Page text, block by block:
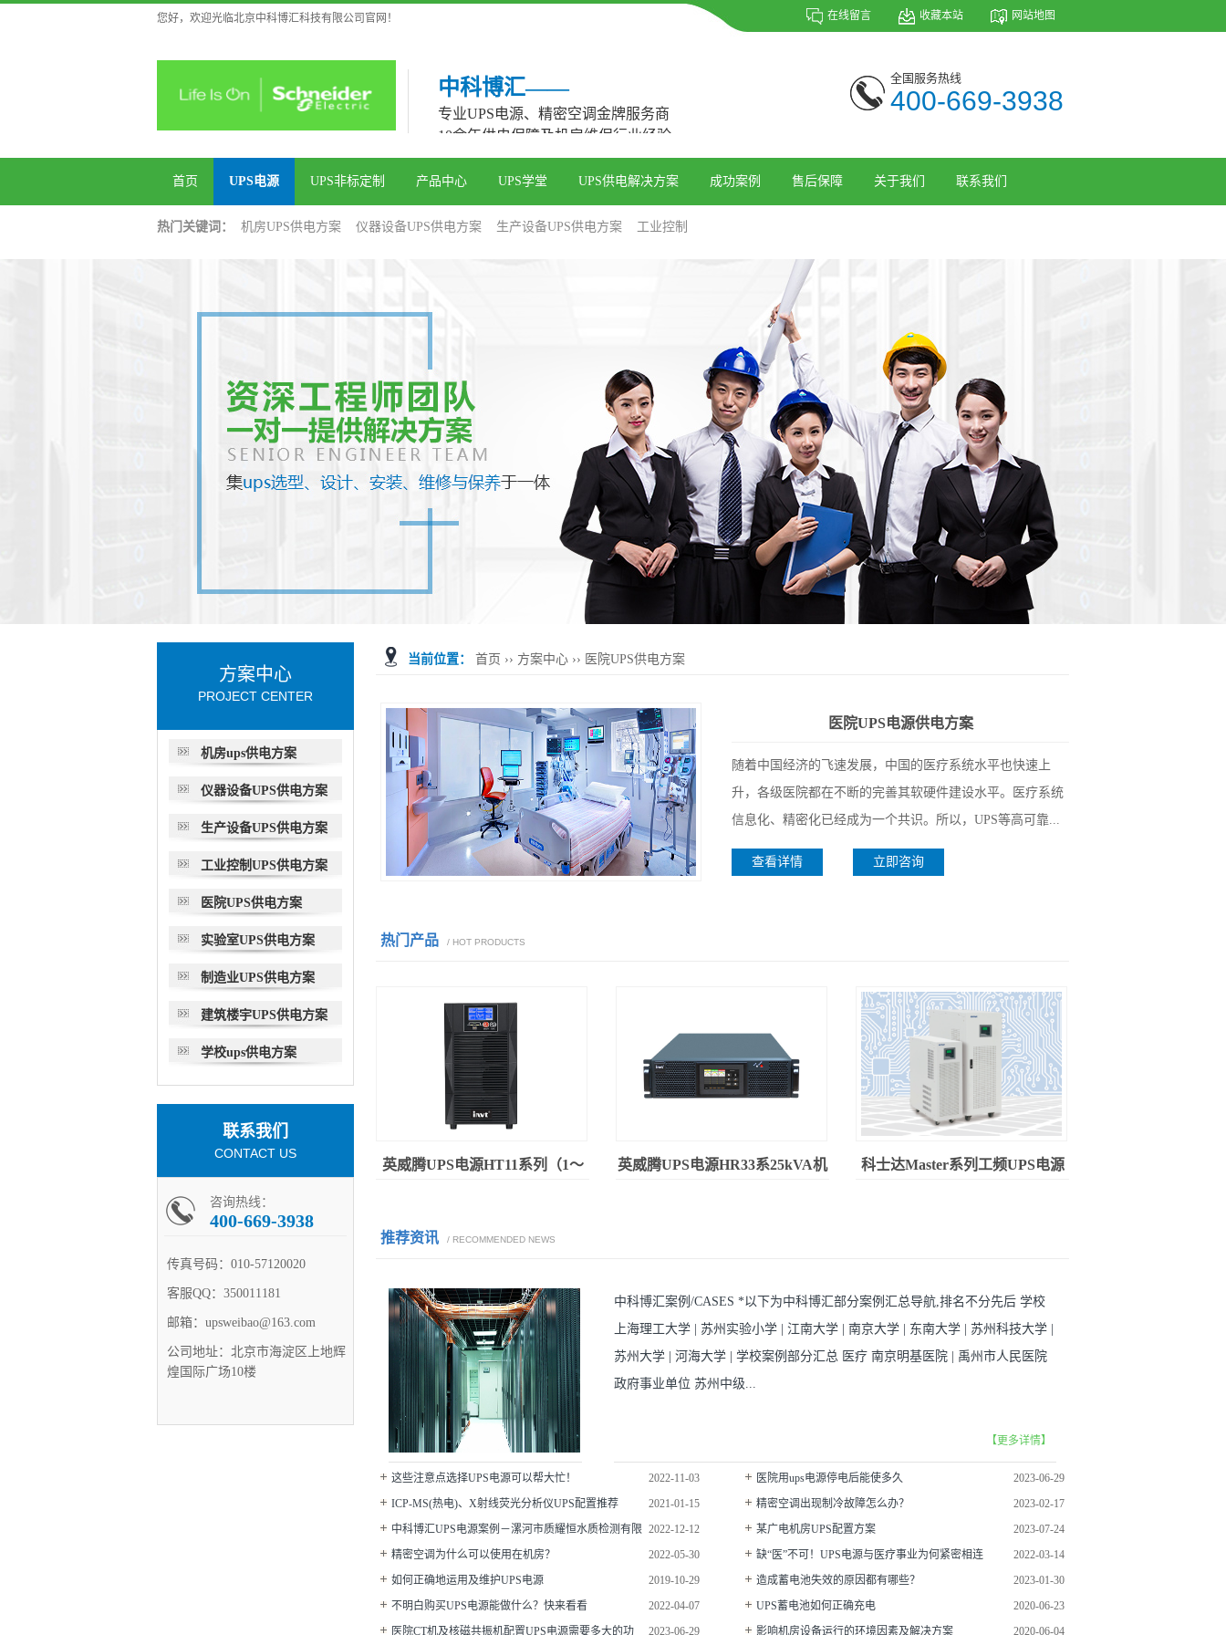
在线留言 收藏本站 网站地图
您好，欢迎光临北京中科博汇科技有限公司官网！
中科博汇——
专业UPS电源、精密空调金牌服务商
10余年供电保障及机房维保行业经验
全国服务热线
400-669-3938
首页 UPS电源 UPS非标定制 产品中心 UPS学堂 UPS供电解决方案 成功案例 售后保障 关于我们 联系我们
热门关键词： 机房UPS供电方案 仪器设备UPS供电方案 生产设备UPS供电方案 工业控制
当前位置： 首页 ›› 方案中心 ›› 医院UPS供电方案
医院UPS电源供电方案
随着中国经济的飞速发展，中国的医疗系统水平也快速上
升，各级医院都在不断的完善其软硬件建设水平。医疗系统
信息化、精密化已经成为一个共识。所以，UPS等高可靠...
查看详情 立即咨询
热门产品 / HOT PRODUCTS
英威腾UPS电源HT11系列（1～
英威腾UPS电源HR33系25kVA机
科士达Master系列工频UPS电源
推荐资讯 / RECOMMENDED NEWS
中科博汇案例/CASES *以下为中科博汇部分案例汇总导航,排名不分先后 学校
上海理工大学 | 苏州实验小学 | 江南大学 | 南京大学 | 东南大学 | 苏州科技大学 |
苏州大学 | 河海大学 | 学校案例部分汇总 医疗 南京明基医院 | 禹州市人民医院
政府事业单位 苏州中级...
【更多详情】
2022-11-03
这些注意点选择UPS电源可以帮大忙！ 2023-06-29
医院用ups电源停电后能使多久
2021-01-15
ICP-MS(热电)、X射线荧光分析仪UPS配置推荐 2023-02-17
精密空调出现制冷故障怎么办？
2022-12-12
中科博汇UPS电源案例－漯河市质耀恒水质检测有限
公司
2023-07-24
某广电机房UPS配置方案
2022-05-30
精密空调为什么可以使用在机房？ 2022-03-14
缺“医”不可！UPS电源与医疗事业为何紧密相连
2019-10-29
如何正确地运用及维护UPS电源 2023-01-30
造成蓄电池失效的原因都有哪些？
2022-04-07
不明白购买UPS电源能做什么？快来看看 2020-06-23
UPS蓄电池如何正确充电
2023-06-29
医院CT机及核磁共振机配置UPS电源需要多大的功 2020-06-04
影响机房设备运行的环境因素及解决方案
方案中心
PROJECT CENTER
机房ups供电方案
仪器设备UPS供电方案
生产设备UPS供电方案
工业控制UPS供电方案
医院UPS供电方案
实验室UPS供电方案
制造业UPS供电方案
建筑楼宇UPS供电方案
学校ups供电方案
联系我们
CONTACT US
咨询热线：
400-669-3938
传真号码： 010-57120020
客服QQ： 350011181
邮箱： upsweibao@163.com
公司地址： 北京市海淀区上地辉
煌国际广场10楼